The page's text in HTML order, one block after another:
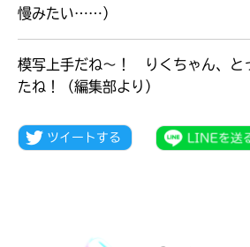
慢みたい……）
模写上手だね～！ りくちゃん、と
たね！（編集部より）